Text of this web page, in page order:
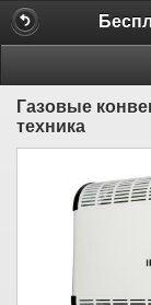
Газовые
техника